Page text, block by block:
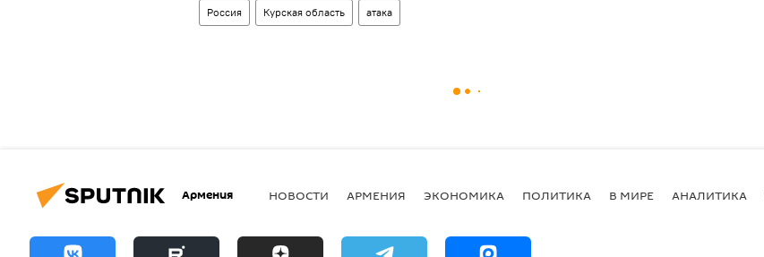
Россия Курская область атака
Армения НОВОСТИ АРМЕНИЯ ЭКОНОМИКА ПОЛИТИКА В МИРЕ АНАЛИТИКА